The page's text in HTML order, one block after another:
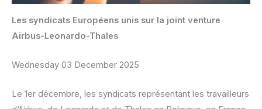
Les syndicats Européens unis sur la joint venture
Airbus-Leonardo-Thales
Wednesday 03 December 2025
Le 1er décembre, les syndicats représentant les travailleurs